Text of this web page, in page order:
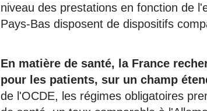
niveau des prestations en fonction de
Pays-Bas disposent de dispositifs
En matière de santé, la France
pour les patients, sur un champ
de l'OCDE, les régimes obligatoires